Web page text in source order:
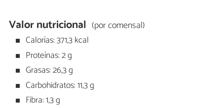
Valor nutricional (por comensal)
Calorías: 371,3 kcal
Proteínas: 2 g
Grasas: 26,3 g
Carbohidratos: 11,3 g
Fibra: 1,3 g